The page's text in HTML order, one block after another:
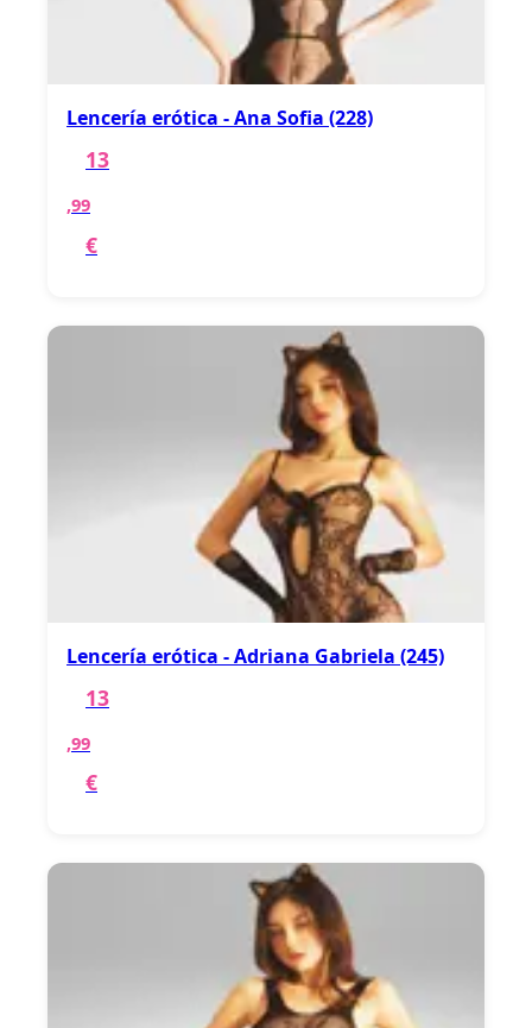
Lencería erótica - Ana Sofia (228)
13
,99
€
Lencería erótica - Adriana Gabriela (245)
13
,99
€